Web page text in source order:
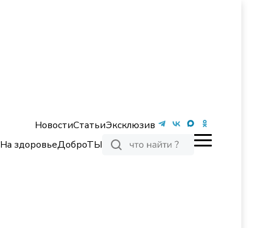
НовостиСтатьиЭксклюзив
На здоровьеДоброТЫ